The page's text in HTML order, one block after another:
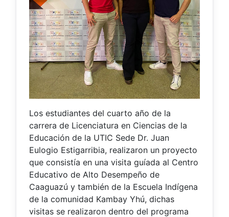
Los estudiantes del cuarto año de la
carrera de Licenciatura en Ciencias de la
Educación de la UTIC Sede Dr. Juan
Eulogio Estigarribia, realizaron un proyecto
que consistía en una visita guíada al Centro
Educativo de Alto Desempeño de
Caaguazú y también de la Escuela Indígena
de la comunidad Kambay Yhú, dichas
visitas se realizaron dentro del programa